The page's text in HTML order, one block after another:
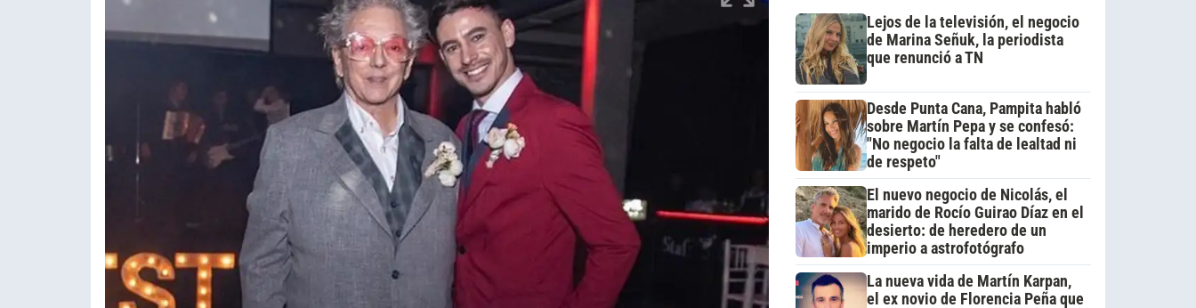
Lejos de la televisión, el negocio
de Marina Señuk, la periodista
que renunció a TN
Desde Punta Cana, Pampita habló
sobre Martín Pepa y se confesó:
"No negocio la falta de lealtad ni
de respeto"
El nuevo negocio de Nicolás, el
marido de Rocío Guirao Díaz en el
desierto: de heredero de un
imperio a astrofotógrafo
La nueva vida de Martín Karpan,
el ex novio de Florencia Peña que